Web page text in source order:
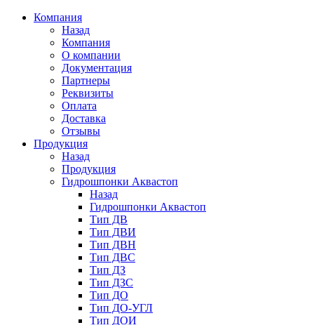
Компания
Назад
Компания
О компании
Документация
Партнеры
Реквизиты
Оплата
Доставка
Отзывы
Продукция
Назад
Продукция
Гидрошпонки Аквастоп
Назад
Гидрошпонки Аквастоп
Тип ДВ
Тип ДВИ
Тип ДВН
Тип ДВС
Тип ДЗ
Тип ДЗС
Тип ДО
Тип ДО-УГЛ
Тип ДОИ